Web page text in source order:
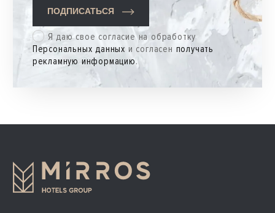
ПОДПИСАТЬСЯ
Я даю свое согласие на обработку
Персональных данных и согласен получать
рекламную информацию.